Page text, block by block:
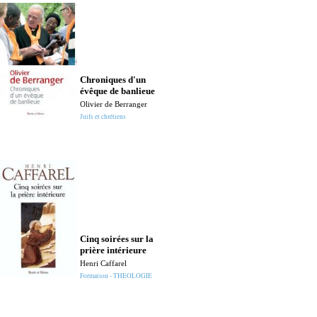
Chroniques d'un
évêque de banlieue
Olivier de Berranger
Juifs et chrétiens
Cinq soirées sur la
prière intérieure
Henri Caffarel
Formation - THEOLOGIE